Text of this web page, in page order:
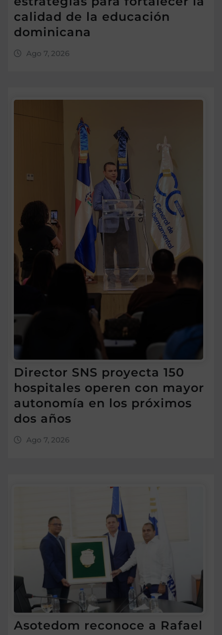
calidad de la educación
dominicana
Ago 7, 2026
Director SNS proyecta 150
hospitales operen con mayor
autonomía en los próximos
dos años
Ago 7, 2026
Asotedom reconoce a Rafael